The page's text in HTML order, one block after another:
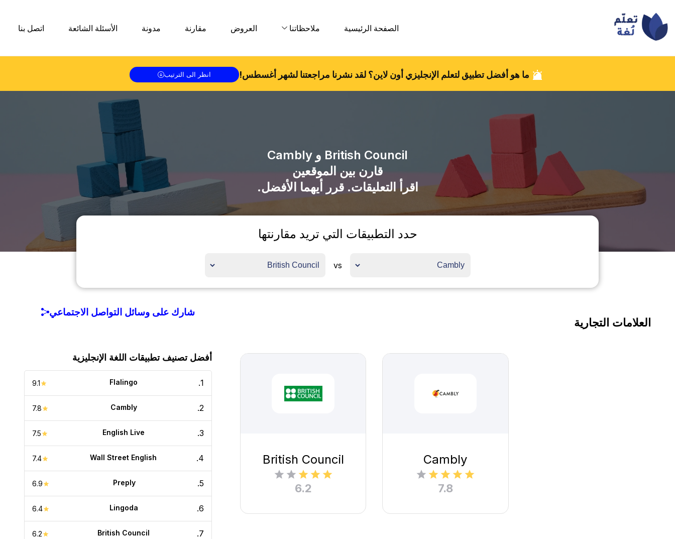
الصفحة الرئيسية ملاحظاتنا العروض مقارنة مدونة الأسئلة الشائعة اتصل بنا
ما هو أفضل تطبيق لتعلم الإنجليزي أون لاين؟ لقد نشرنا مراجعتنا لشهر أغسطس! انظر الى الترتيب
British Council و Cambly
قارن بين الموقعين
اقرأ التعليقات. قرر أيهما الأفضل.
حدد التطبيقات التي تريد مقارنتها
vs
العلامات التجارية
Cambly
7.8
British Council
6.2
شارك على وسائل التواصل الاجتماعي
أفضل تصنيف تطبيقات اللغة الإنجليزية
1
.
Flalingo
9.1
2
.
Cambly
7.8
3
.
English Live
7.5
4
.
Wall Street English
7.4
5
.
Preply
6.9
6
.
Lingoda
6.4
7
.
British Council
6.2